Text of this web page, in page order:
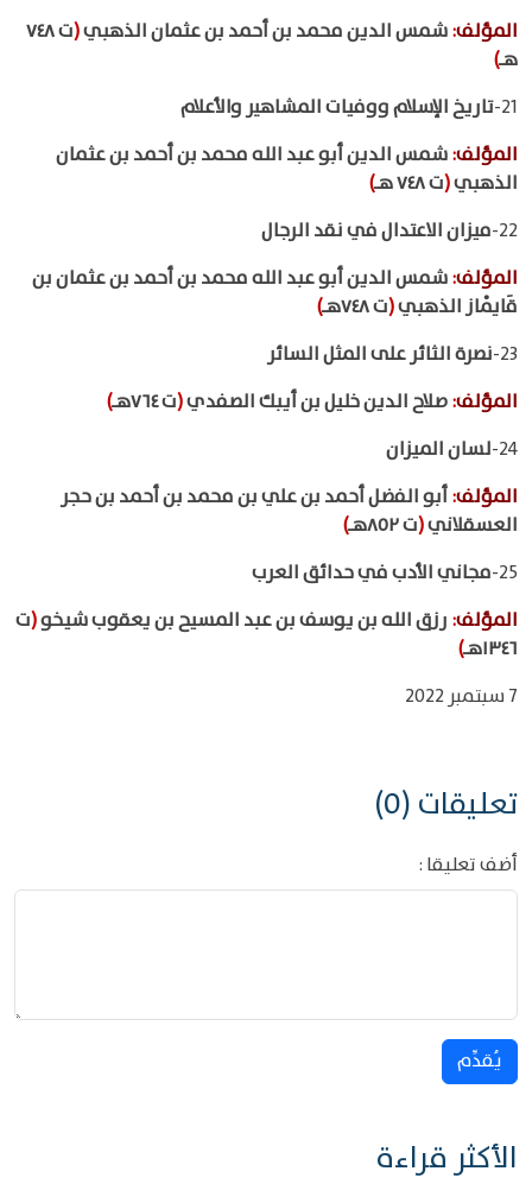
المؤلف:شمس الدين محمد بن أحمد بن عثمان الذهبي(
ت ٧٤٨
هـ)
21- تاريخ الإسلام ووفيات المشاهير والأعلام
المؤلف:شمس الدين أبو عبد الله محمد بن أحمد بن عثمان
الذهبي(ت ٧٤٨ هـ
)
22- ميزان الاعتدال في نقد الرجال
المؤلف:شمس الدين أبو عبد الله محمد بن أحمد بن عثمان بن
قَايْماز الذهبي(ت ٧٤٨هـ
)
23- نصرة الثائر على المثل السائر
المؤلف:صلاح الدين خليل بن أيبك الصفدي(ت ٧٦٤هـ
)
24- لسان الميزان
المؤلف:أبو الفضل أحمد بن علي بن محمد بن أحمد بن حجر
العسقلاني(ت ٨٥٢هـ
)
25- مجاني الأدب في حدائق العرب
المؤلف: رزق الله بن يوسف بن عبد المسيح بن يعقوب شيخو(ت
١٣٤٦هـ
)
7 سبتمبر 2022
تعليقات (0)
أضف تعليقا :
يُقدِّم
الأكثر قراءة